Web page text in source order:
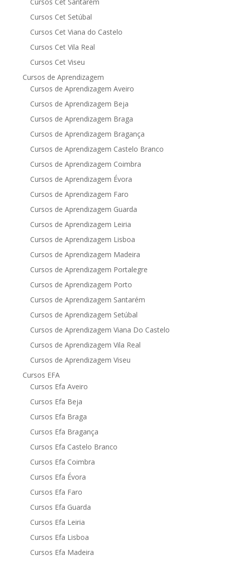
Cursos Cet Setúbal
Cursos Cet Viana do Castelo
Cursos Cet Vila Real
Cursos Cet Viseu
Cursos de Aprendizagem
Cursos de Aprendizagem Aveiro
Cursos de Aprendizagem Beja
Cursos de Aprendizagem Braga
Cursos de Aprendizagem Bragança
Cursos de Aprendizagem Castelo Branco
Cursos de Aprendizagem Coimbra
Cursos de Aprendizagem Évora
Cursos de Aprendizagem Faro
Cursos de Aprendizagem Guarda
Cursos de Aprendizagem Leiria
Cursos de Aprendizagem Lisboa
Cursos de Aprendizagem Madeira
Cursos de Aprendizagem Portalegre
Cursos de Aprendizagem Porto
Cursos de Aprendizagem Santarém
Cursos de Aprendizagem Setúbal
Cursos de Aprendizagem Viana Do Castelo
Cursos de Aprendizagem Vila Real
Cursos de Aprendizagem Viseu
Cursos EFA
Cursos Efa Aveiro
Cursos Efa Beja
Cursos Efa Braga
Cursos Efa Bragança
Cursos Efa Castelo Branco
Cursos Efa Coimbra
Cursos Efa Évora
Cursos Efa Faro
Cursos Efa Guarda
Cursos Efa Leiria
Cursos Efa Lisboa
Cursos Efa Madeira